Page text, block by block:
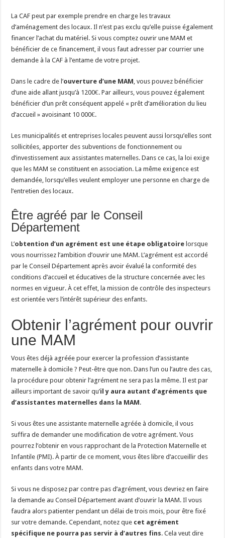
La CAF peut par exemple prendre en charge les travaux
d’aménagement des locaux. Il n’est pas exclu qu’elle puisse également
financer l’achat du matériel. Si vous comptez ouvrir une MAM et
bénéficier de ce financement, il vous faut adresser par courrier une
demande à la CAF à l’entame de votre projet.
Dans le cadre de l’ouverture d’une MAM, vous pouvez bénéficier
d’une aide allant jusqu’à 1200€. Par ailleurs, vous pouvez également
bénéficier d’un prêt conséquent appelé « prêt d’amélioration du lieu
d’accueil » avoisinant 10 000€.
Les municipalités et entreprises locales peuvent aussi lorsqu’elles sont
sollicitées, apporter des subventions de fonctionnement ou
d’investissement aux assistantes maternelles. Dans ce cas, la loi exige
que les MAM se constituent en association. La même exigence est
demandée, lorsqu’elles veulent employer une personne en charge de
l’entretien des locaux.
Être agréé par le Conseil
Département
L’obtention d’un agrément est une étape obligatoire lorsque
vous nourrissez l’ambition d’ouvrir une MAM. L’agrément est accordé
par le Conseil Département après avoir évalué la conformité des
conditions d’accueil et éducatives de la structure concernée avec les
normes en vigueur. À cet effet, la mission de contrôle des inspecteurs
est orientée vers l’intérêt supérieur des enfants.
Obtenir l’agrément pour ouvrir
une MAM
Vous êtes déjà agréée pour exercer la profession d’assistante
maternelle à domicile ? Peut-être que non. Dans l’un ou l’autre des cas,
la procédure pour obtenir l’agrément ne sera pas la même. Il est par
ailleurs important de savoir qu’il y aura autant d’agréments que
d’assistantes maternelles dans la MAM.
Si vous êtes une assistante maternelle agréée à domicile, il vous
suffira de demander une modification de votre agrément. Vous
pourrez l’obtenir en vous rapprochant de la Protection Maternelle et
Infantile (PMI). À partir de ce moment, vous êtes libre d’accueillir des
enfants dans votre MAM.
Si vous ne disposez par contre pas d’agrément, vous devriez en faire
la demande au Conseil Département avant d’ouvrir la MAM. Il vous
faudra alors patienter pendant un délai de trois mois, pour être fixé
sur votre demande. Cependant, notez que cet agrément
spécifique ne pourra pas servir à d’autres fins. Cela veut dire